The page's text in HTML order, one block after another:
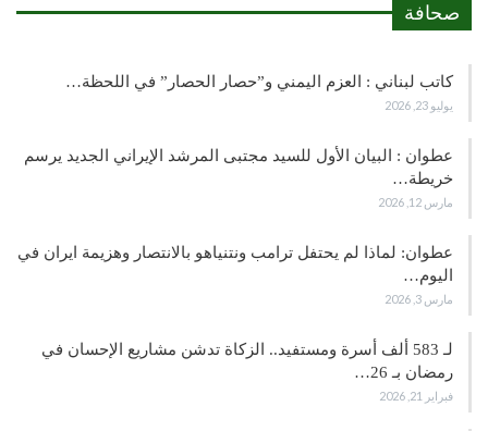
صحافة
كاتب لبناني : العزم اليمني و”حصار الحصار” في اللحظة…
يوليو 23, 2026
عطوان : البيان الأول للسيد مجتبى المرشد الإيراني الجديد يرسم
خريطة…
مارس 12, 2026
عطوان: لماذا لم يحتفل ترامب ونتنياهو بالانتصار وهزيمة ايران في
اليوم…
مارس 3, 2026
لـ 583 ألف أسرة ومستفيد.. الزكاة تدشن مشاريع الإحسان في
رمضان بـ 26…
فبراير 21, 2026